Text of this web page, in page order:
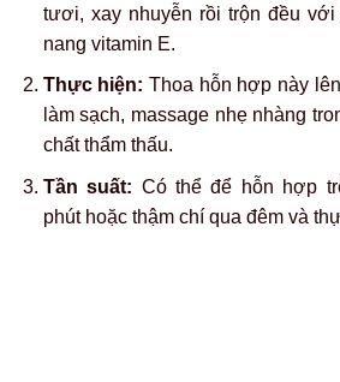
Các bước thực hiện:
Nghiền nát một
một lát cà chua.
Thực hiện:
mày và giữ trong khoảng 20-30
Tần suất:Thực hiện đều